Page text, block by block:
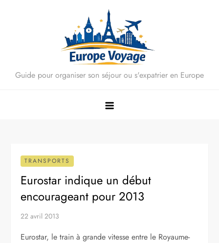
Guide pour organiser son séjour ou s'expatrier en Europe
TRANSPORTS
Eurostar indique un début
encourageant pour 2013
22 avril 2013
Eurostar, le train à grande vitesse entre le Royaume-